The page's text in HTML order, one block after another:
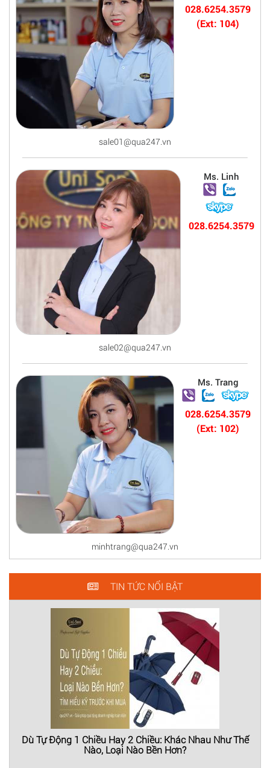
028.6254.3579
(Ext: 104)
sale01@qua247.vn
Ms. Linh
028.6254.3579
sale02@qua247.vn
Ms. Trang
028.6254.3579
(Ext: 102)
minhtrang@qua247.vn
TIN TỨC NỔI BẬT
Dù Tự Động 1 Chiều Hay 2 Chiều: Khác Nhau Như Thế
Nào, Loại Nào Bền Hơn?